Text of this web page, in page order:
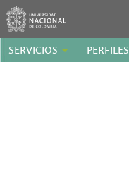
SERVICIOS PERFILES